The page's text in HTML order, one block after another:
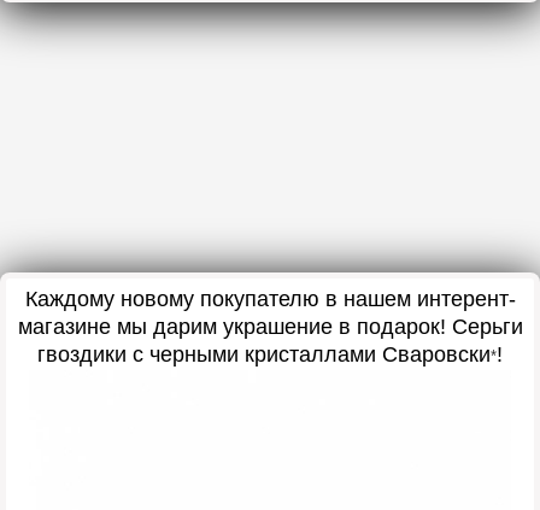
Каждому новому покупателю в нашем интерент-
магазине мы дарим украшение в подарок! Серьги
гвоздики с черными кристаллами Сваровски*!